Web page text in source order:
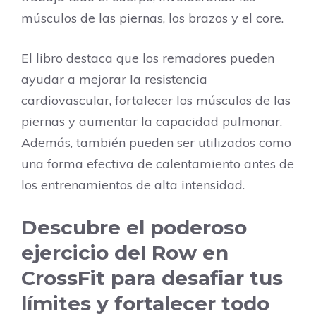
músculos de las piernas, los brazos y el core.
El libro destaca que los remadores pueden
ayudar a mejorar la resistencia
cardiovascular, fortalecer los músculos de las
piernas y aumentar la capacidad pulmonar.
Además, también pueden ser utilizados como
una forma efectiva de calentamiento antes de
los entrenamientos de alta intensidad.
Descubre el poderoso
ejercicio del Row en
CrossFit para desafiar tus
límites y fortalecer todo